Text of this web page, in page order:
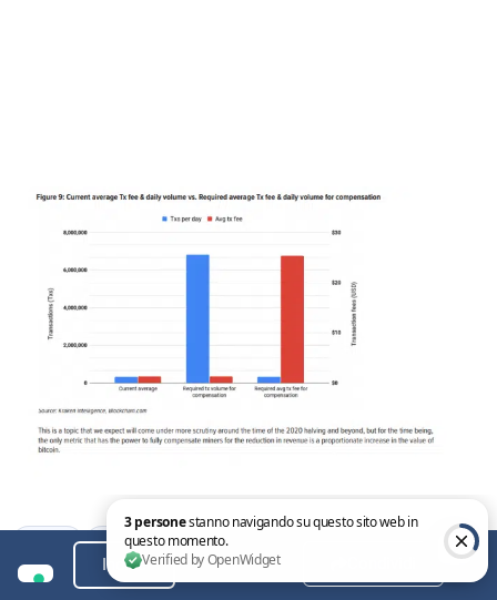
halvin halving bitcoin
Indice